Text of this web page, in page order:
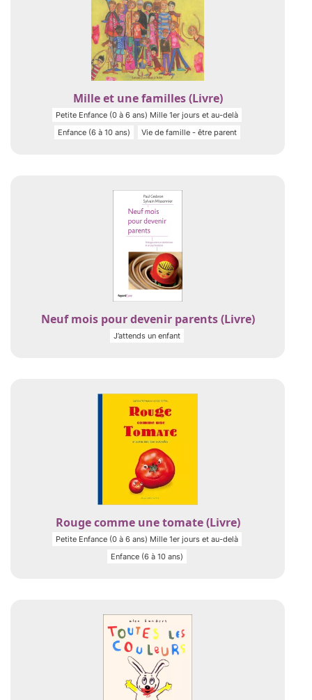
Mille et une familles (Livre)
Petite Enfance (0 à 6 ans) Mille 1er jours et au-delà
Enfance (6 à 10 ans)
Vie de famille - être parent
Neuf mois pour devenir parents (Livre)
J’attends un enfant
Rouge comme une tomate (Livre)
Petite Enfance (0 à 6 ans) Mille 1er jours et au-delà
Enfance (6 à 10 ans)